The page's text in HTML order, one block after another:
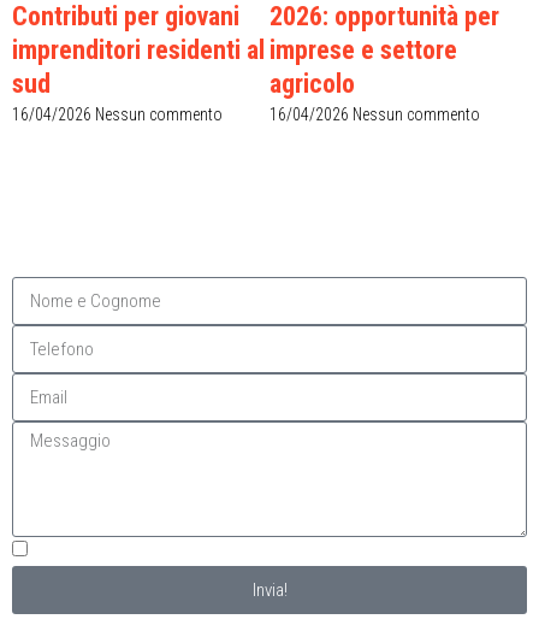
Contributi per giovani
imprenditori residenti al
sud
16/04/2026 Nessun commento
2026: opportunità per
imprese e settore
agricolo
16/04/2026 Nessun commento
Invia!